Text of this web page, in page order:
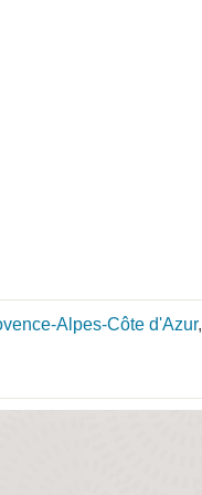
Alpes-Côte d'Azur,